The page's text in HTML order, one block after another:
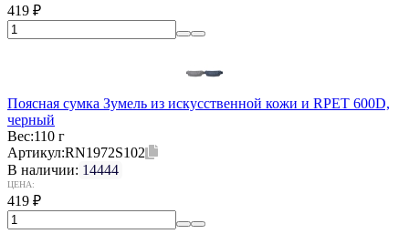
419 ₽
Поясная сумка Зумель из искусственной кожи и RPET 600D,
черный
Вес:110 г
Артикул:RN1972S102
В наличии: 14444
ЦЕНА:
419 ₽